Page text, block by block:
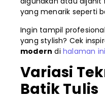
yang menarik seperti
Ingin tampil
yang stylish? Cek
modern dihalaman
Variasi
Batik Tulis